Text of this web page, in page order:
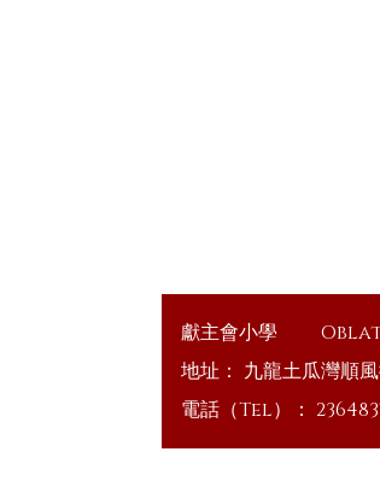
獻主會小學
地址： 九龍土瓜灣順
電話（Tel）：